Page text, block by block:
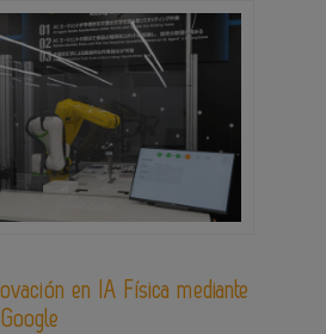
en IA Física mediante